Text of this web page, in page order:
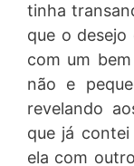
tinha
que o
com um
não e
revelando
que já
ela com